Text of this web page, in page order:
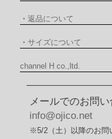
・ 返品について
・ サイズについて
channel H co.,ltd.
メールでのお問
info@ojico.net
※5/2（土）以降のお問